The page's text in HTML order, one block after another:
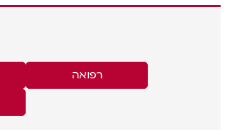
רפואה